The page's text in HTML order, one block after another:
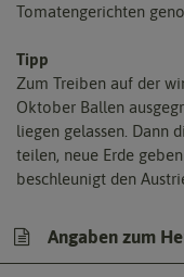
Tomatengerichten
Tipp
Zum Treiben auf der
Oktober Ballen
liegen gelassen. Dann
teilen, neue Erde
beschleunigt den
Angaben zum